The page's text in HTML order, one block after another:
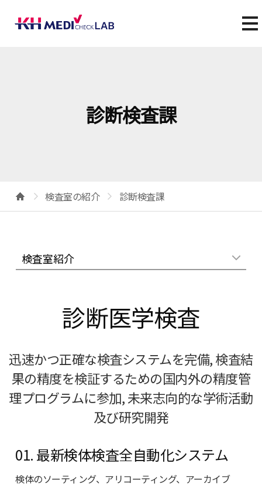
診断検査課
検査室の紹介 診断検査課
検査室紹介
診断医学検査
迅速かつ正確な検査システムを完備, 検査結
果の精度を検証するための国内外の精度管
理プログラムに参加, 未来志向的な学術活動
及び研究開発
01. 最新検体検査全自動化システム
検体のソーティング、アリコーティング、アーカイブ